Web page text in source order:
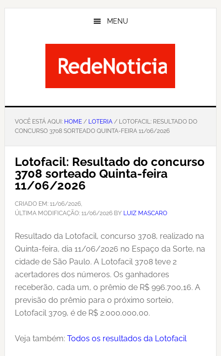
Skip
MENU
VOCÊ ESTÁ AQUI: HOME/ LOTERIA/ LOTOFACIL: RESULTADO DO
CONCURSO 3708 SORTEADO QUINTA-FEIRA 11/06/2026
Lotofacil: Resultado do concurso
3708 sorteado Quinta-feira
11/06/2026
CRIADO EM: 11/06/2026,
ÚLTIMA MODIFICAÇÃO: 11/06/2026BY LUIZ MASCARO
Resultado da Lotofacil, concurso 3708, realizado na
Quinta-feira, dia 11/06/2026 no Espaço da Sorte, na
cidade de São Paulo. A Lotofacil 3708 teve 2
acertadores dos números. Os ganhadores
receberão, cada um, o prêmio de R$ 996.700,16. A
previsão do prêmio para o próximo sorteio,
Lotofacil 3709, é de R$ 2.000.000,00.
Veja também: Todos os resultados da Lotofacil